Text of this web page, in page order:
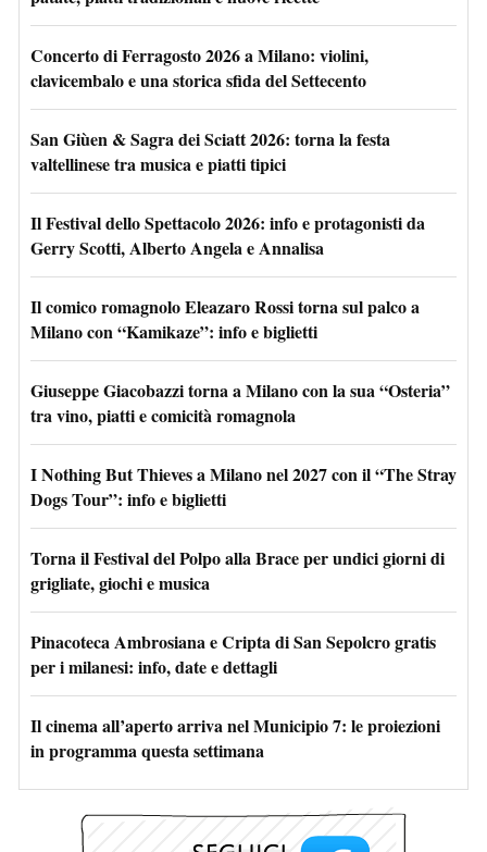
Concerto di Ferragosto 2026 a Milano: violini,
clavicembalo e una storica sfida del Settecento
San Giùen & Sagra dei Sciatt 2026: torna la festa
valtellinese tra musica e piatti tipici
Il Festival dello Spettacolo 2026: info e protagonisti da
Gerry Scotti, Alberto Angela e Annalisa
Il comico romagnolo Eleazaro Rossi torna sul palco a
Milano con “Kamikaze”: info e biglietti
Giuseppe Giacobazzi torna a Milano con la sua “Osteria”
tra vino, piatti e comicità romagnola
I Nothing But Thieves a Milano nel 2027 con il “The Stray
Dogs Tour”: info e biglietti
Torna il Festival del Polpo alla Brace per undici giorni di
grigliate, giochi e musica
Pinacoteca Ambrosiana e Cripta di San Sepolcro gratis
per i milanesi: info, date e dettagli
Il cinema all’aperto arriva nel Municipio 7: le proiezioni
in programma questa settimana